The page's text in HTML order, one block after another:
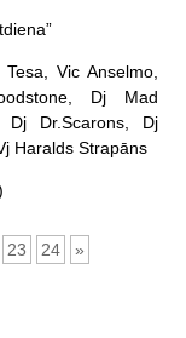
Vic Anselmo,
Dj Mad
Dj Dr.Scarons, Dj
Haralds Strapāns
23 24 »